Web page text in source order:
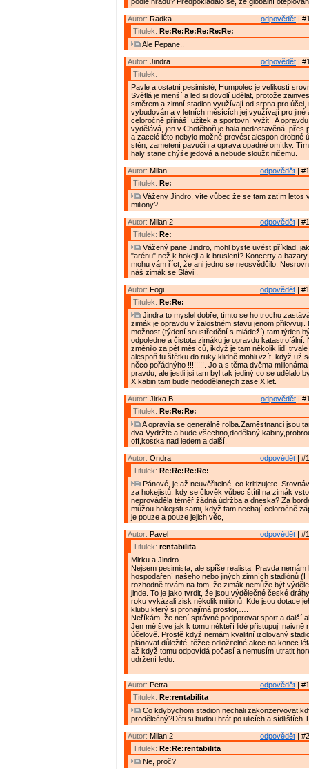
odpovědět |
Autor: Radka
Titulek: Re:Re:Re:Re:Re:Re:
Ale Pepane..
odpovědět |
Autor: Jindra
Titulek:
Pavle a ostatní pesimisté, Humpolec je velikostí
Světlá je menší a led si dovolí udělat, protože
směrem a zimní stadion využívají od srpna pro účel,
vybudován a v letních měsících jej využívají pro jiné
celoročně přináší užitek a sportovní vyžití. A
vydělává, jen v Chotěboři je hala nedostavěná, přes
a zacelé léto nebylo možné provést alespon drobné
stěn, zametení pavučin a oprava opadné omítky.
haly stane chýše jedová a nebude sloužit ničemu.
odpovědět |
Autor: Milan
Titulek: Re:
Vážený Jindro, víte vůbec že se tam zatím letos
miliony?
odpovědět |
Autor: Milan 2
Titulek: Re:
Vážený pane Jindro, mohl byste uvést příklad,
"arénu" než k hokeji a k bruslení? Koncerty a
mohu vám říct, že ani jedno se neosvědčilo.
náš zimák se Slávií.
odpovědět |
Autor: Fogi
Titulek: Re:Re:
Jindra to myslel dobře, tímto se ho trochu
zimák je opravdu v žalostném stavu jenom přikyvuji.
možnost (týdení soustředění s mládeží) tam týden
odpoledne a čistota zimáku je opravdu katastrofální.
změnilo za pět měsíců, ikdyž je tam několik lidí
alespoň tu štětku do ruky klidně mohli vzít, když už
něco pořádnýho !!!!!!!!. Jo a s těma dvěma
pravdu, ale jestli jsi tam byl tak jediný co se udělalo
X kabin tam bude nedodělanejch zase X let.
odpovědět |
Autor: Jirka B.
Titulek: Re:Re:Re:
A opravila se generálně rolba.Zaměstnanci jsou
dva.Vydržte a bude všechno,dodělaný
off,kostka nad ledem a další.
odpovědět |
Autor: Ondra
Titulek: Re:Re:Re:Re:
Pánové, je až neuvěřitelné, co kritizujete.
za hokejistů, kdy se člověk vůbec štítil na zimák
neprováděla téměř žádná údržba a dneska? Za
můžou hokejisti sami, když tam nechají celoročně
je pouze a pouze jejich věc,
odpovědět |
Autor: Pavel
Titulek: rentabilita
Mirku a Jindro.
Nejsem pesimista, ale spíše realista. Pravda
hospodaření našeho nebo jiných zimních stadiónů
rozhodně trvám na tom, že zimák nemůže být
jinde. To je jako tvrdit, že jsou výdělečné české
roku vykázali zisk několik miliónů. Kde jsou dotace
klubu který si pronajímá prostor,….
Neříkám, že není správné podporovat sport a další
Jen mě štve jak k tomu někteří lidé přistupují naivně
účelově. Prostě když nemám kvalitní izolovaný
plánovat důležité, těžce odložitelné akce na konec
až když tomu odpovídá počasí a nemusím utratit
udržení ledu.
odpovědět |
Autor: Petra
Titulek: Re:rentabilita
Co kdybychom stadion nechali
prodělečný?Děti si budou hrát po ulicích a
odpovědět |
Autor: Milan 2
Titulek: Re:Re:rentabilita
Ne, proč?